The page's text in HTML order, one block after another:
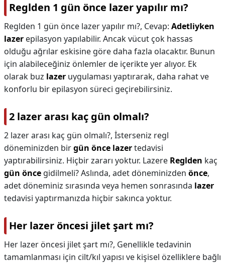
Reglden 1 gün önce lazer yapılır mı?
Reglden 1 gün önce lazer yapılır mı?, Cevap: Adetliyken
lazer epilasyon yapılabilir. Ancak vücut çok hassas
olduğu ağrılar eskisine göre daha fazla olacaktır. Bunun
için alabileceğiniz önlemler de içerikte yer alıyor. Ek
olarak buz lazer uygulaması yaptırarak, daha rahat ve
konforlu bir epilasyon süreci geçirebilirsiniz.
2 lazer arası kaç gün olmalı?
2 lazer arası kaç gün olmalı?, İsterseniz regl
döneminizden birgün önce lazertedavisi
yaptırabilirsiniz. Hiçbir zararı yoktur. Lazere Reglden kaç
gün önce gidilmeli? Aslında, adet döneminizden önce,
adet döneminiz sırasında veya hemen sonrasında lazer
tedavisi yaptırmanızda hiçbir sakınca yoktur.
Her lazer öncesi jilet şart mı?
Her lazer öncesi jilet şart mı?, Genellikle tedavinin
tamamlanması için cilt/kıl yapısı ve kişisel özelliklere bağlı